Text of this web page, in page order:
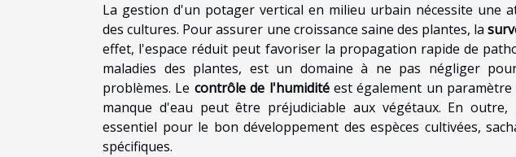
La gestion d'un potager vertical en milieu urbain nécessite une
des cultures. Pour assurer une croissance saine des plantes, la
effet, l'espace réduit peut favoriser la propagation rapide de
maladies des plantes, est un domaine à ne pas négliger
problèmes. Le contrôle de l'humiditéest également un paramètre
manque d'eau peut être préjudiciable aux végétaux. En
essentiel pour le bon développement des espèces cultivées,
spécifiques.